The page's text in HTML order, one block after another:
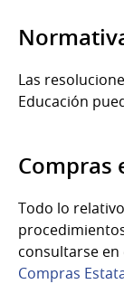
Las
Educación
Compras
Todo lo
consultarse en
Compras